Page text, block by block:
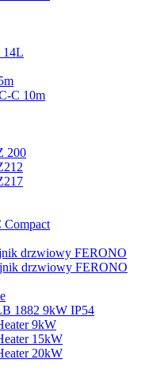
14L
C 10m
200
Compact
drzwiowy FERONO
drzwiowy FERONO
1882 9kW IP54
9kW
15kW
20kW